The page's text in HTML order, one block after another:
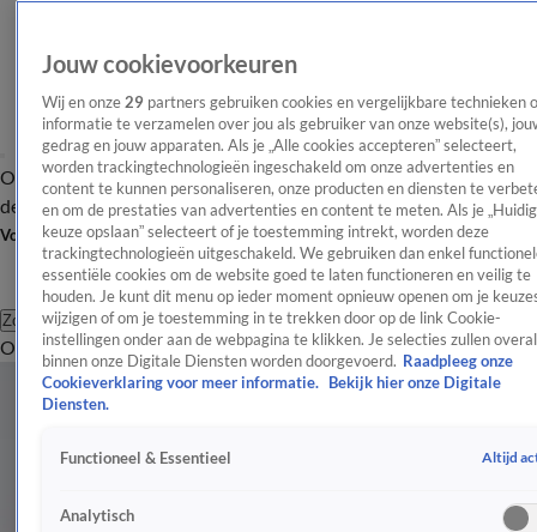
OverzichtAfleveringen Entertainment TV Algemeen
Tip
de redactieNieuwsbrief
Volg Shownieuws
Zoeken
OverzichtEntertainmentSpraakmakendRealityCrimeVideo's
Jouw cookievoorkeuren
Wij en onze 29 partners gebruiken cookies en vergelijkbare technieken
informatie te verzamelen over jou als gebruiker van onze website(s),
gedrag en jouw apparaten. Als je „Alle cookies accepteren” selecteert,
worden trackingtechnologieën ingeschakeld om onze advertenties en
content te kunnen personaliseren, onze producten en diensten te
en om de prestaties van advertenties en content te meten. Als je
keuze opslaan” selecteert of je toestemming intrekt, worden deze
trackingtechnologieën uitgeschakeld. We gebruiken dan enkel
essentiële cookies om de website goed te laten functioneren en veilig te
houden. Je kunt dit menu op ieder moment opnieuw openen om je
wijzigen of om je toestemming in te trekken door op de link Cookie-
instellingen onder aan de webpagina te klikken. Je selecties zullen overal
binnen onze Digitale Diensten worden doorgevoerd. Raadpleeg onze
Cookieverklaring voor meer informatie.
Bekijk hier onze Digitale
Diensten.
Functioneel & Essentieel Altijd
Analytisch